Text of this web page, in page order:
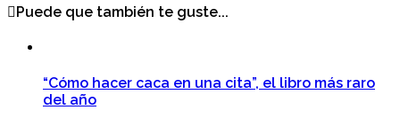
Puede que también te guste...
“Cómo hacer caca en una cita”, el libro más raro
del año